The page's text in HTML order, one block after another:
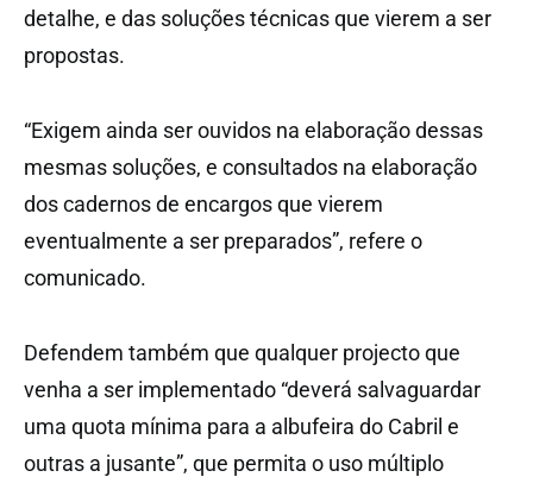
detalhe, e das soluções técnicas que vierem a ser
propostas.
“Exigem ainda ser ouvidos na elaboração dessas
mesmas soluções, e consultados na elaboração
dos cadernos de encargos que vierem
eventualmente a ser preparados”, refere o
comunicado.
Defendem também que qualquer projecto que
venha a ser implementado “deverá salvaguardar
uma quota mínima para a albufeira do Cabril e
outras a jusante”, que permita o uso múltiplo